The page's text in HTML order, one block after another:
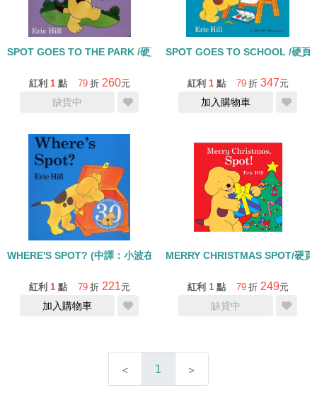
SPOT GOES TO THE PARK /硬頁書
紅利 1 點 79 折 260元
缺貨中
SPOT GOES TO SCHOOL /硬頁
紅利 1 點 79 折 347元
加入購物車
WHERE'S SPOT? (中譯：小波在哪裡?) /硬頁書
紅利 1 點 79 折 221元
加入購物車
MERRY CHRISTMAS SPOT/硬頁
紅利 1 點 79 折 249元
缺貨中
1